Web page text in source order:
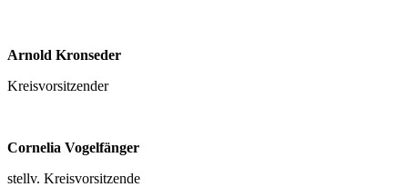
Arnold Kronseder
Kreisvorsitzender
Cornelia Vogelfänger
stellv. Kreisvorsitzende